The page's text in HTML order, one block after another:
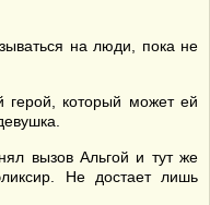
на люди, пока не
герой, который может ей
вызов Альгой и тут же
Не достает лишь